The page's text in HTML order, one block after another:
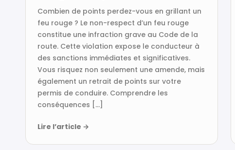
Combien de points perdez-vous en grillant un
feu rouge ? Le non-respect d’un feu rouge
constitue une infraction grave au Code de la
route. Cette violation expose le conducteur à
des sanctions immédiates et significatives.
Vous risquez non seulement une amende, mais
également un retrait de points sur votre
permis de conduire. Comprendre les
conséquences […]
Lire l’article →